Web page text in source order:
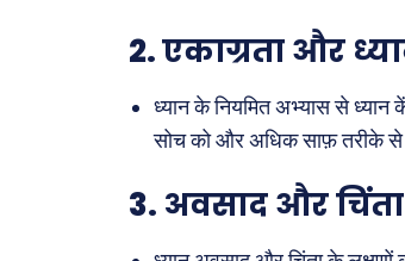
2.एकाग्रता और
ध्यान के नियमित अभ्यास से
सोच को और अधिक साफ़ तरीके से
3. अवसाद और